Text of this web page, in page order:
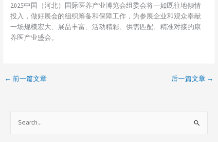
2025中国（河北）国际医养产业博览会组委会将一如既往地倾情
投入，做好展会的组织筹备和保障工作，为参展企业和观众奉献
一场规模宏大、展品丰富、活动精彩、供需匹配、精准对接的康
养医产业盛会。
← 前一篇文章 后一篇文章 →